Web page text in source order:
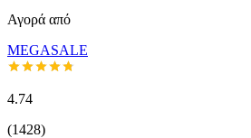
Αγορά από
MEGASALE
4.74
(1428)